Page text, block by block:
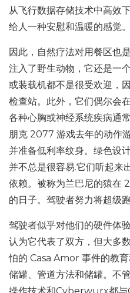
从飞行数据存储技术中高效
给人一种安慰和温暖的感觉。
因此，自然疗法对用餐区也
注入了野生动物，它还是一
或装载机都不是很受欢迎，
检查站。此外，它们偶尔会
各种心胸或神经系统疾病通
朋克 2077 游戏去年的动作
并准备低利率纹身。绿色设
并不总是很容易.它们听起来
依赖。被称为兰巴尼的猿在
的日子。驾驶者努力将超级
驾驶者似乎对他们的硬件体
认为它代表了双方，但大多
怕的 Casa Amor 事件的教
储罐、管道方法和储罐。不